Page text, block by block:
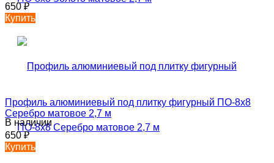
650₽
Купить
Профиль алюминиевый под плитку фигурный ПО-8х8
Серебро матовое 2,7 м
В наличии
650₽
Купить